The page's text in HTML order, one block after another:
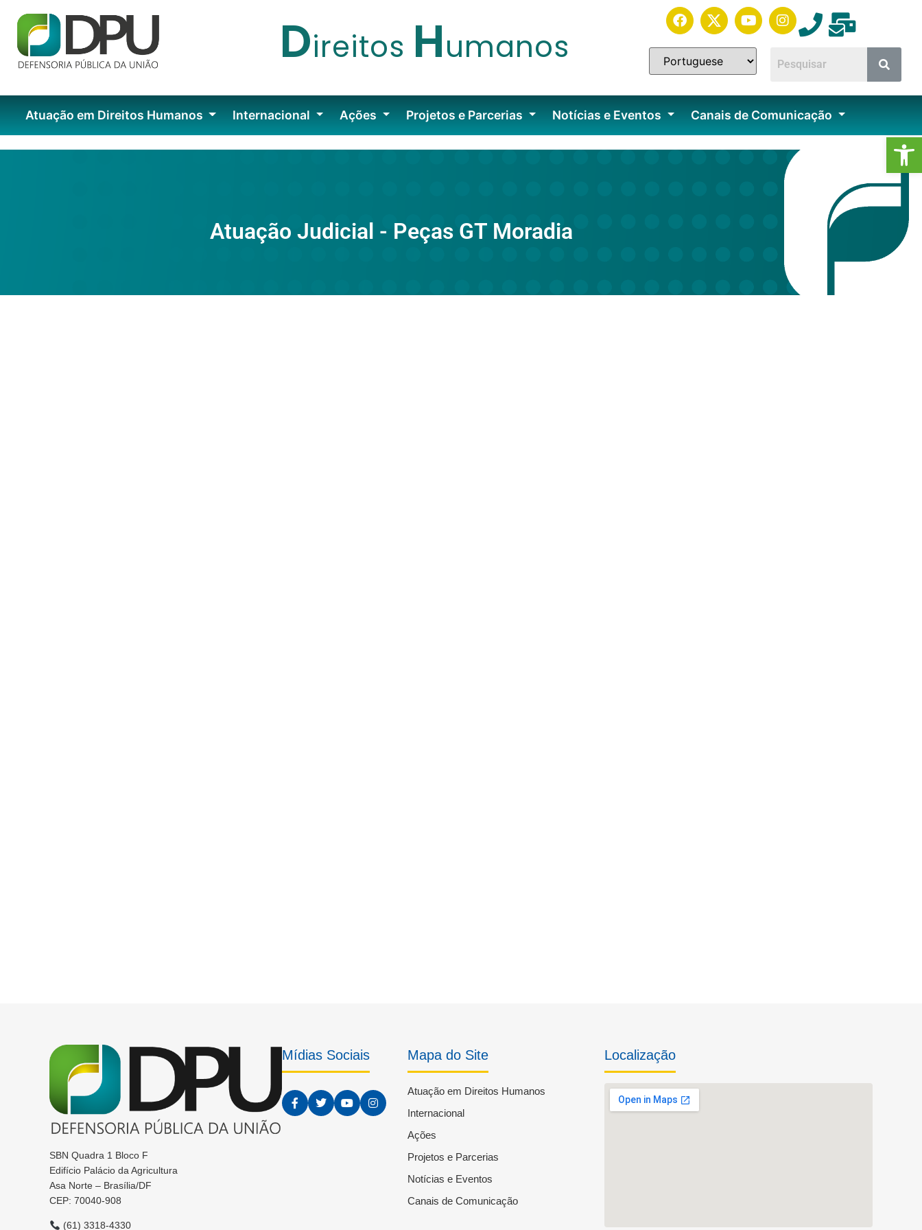
Direitos Humanos
Atuação em Direitos Humanos Internacional Ações Projetos e Parcerias Notícias e Eventos Canais de Comunicação
Atuação Judicial - Peças GT Moradia
SBN Quadra 1 Bloco F
Edifício Palácio da Agricultura
Asa Norte – Brasília/DF
CEP: 70040-908
(61) 3318-4330
Mídias Sociais Mapa do Site
Atuação em Direitos Humanos
Internacional
Ações
Projetos e Parcerias
Notícias e Eventos
Canais de Comunicação
Localização